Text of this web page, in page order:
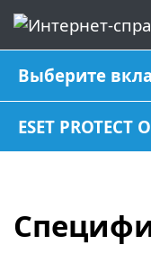
Выберите
ESET